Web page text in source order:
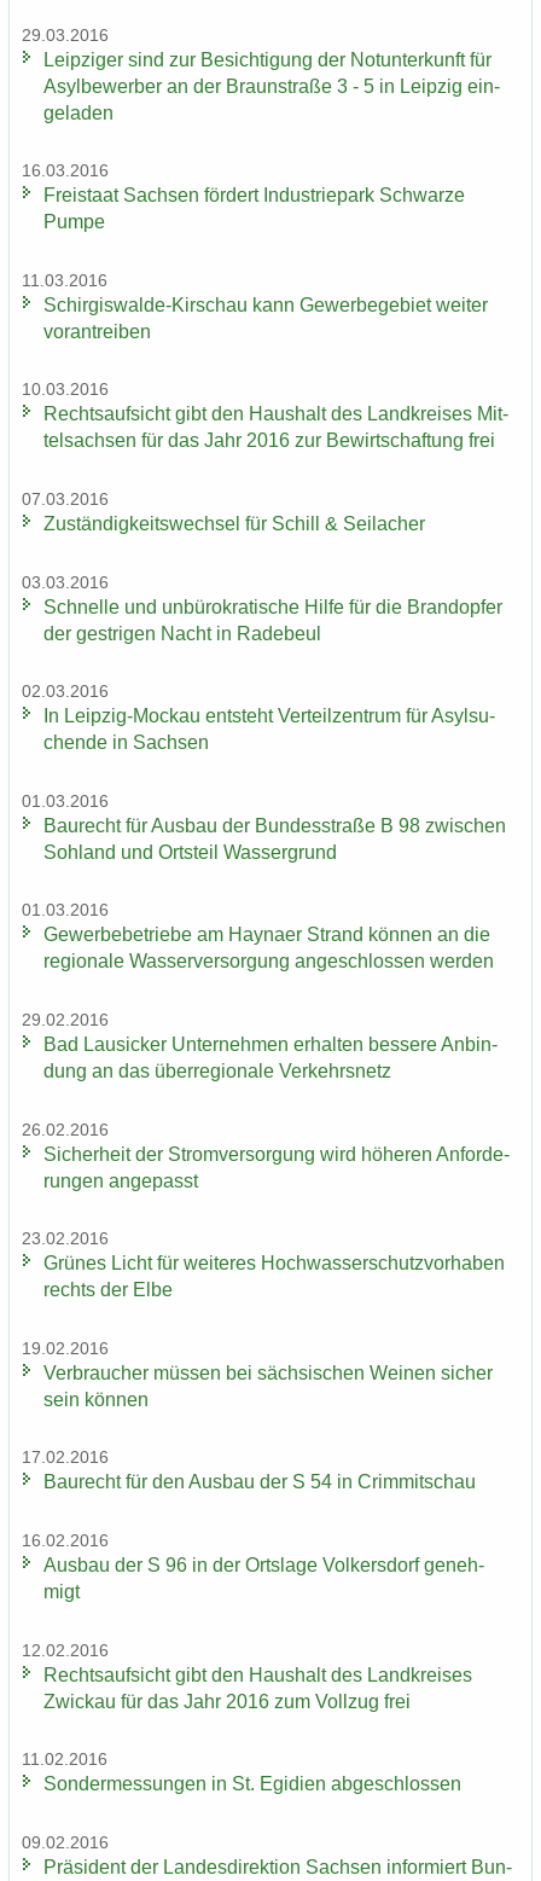
29.03.2016
Leip­zi­ger sind zur Be­sich­ti­gung der Not­un­ter­kunft für
Asyl­be­wer­ber an der Braun­stra­ße 3 - 5 in Leip­zig ein­
ge­la­den
16.03.2016
Frei­staat Sach­sen för­dert In­dus­trie­park Schwar­ze
Pumpe
11.03.2016
Schirgiswalde-​Kirschau kann Ge­wer­be­ge­biet wei­ter
vor­an­trei­ben
10.03.2016
Rechts­auf­sicht gibt den Haus­halt des Land­krei­ses Mit­
tel­sach­sen für das Jahr 2016 zur Be­wirt­schaf­tung frei
07.03.2016
Zu­stän­dig­keits­wech­sel für Schill & Seil­a­cher
03.03.2016
Schnel­le und un­bü­ro­kra­ti­sche Hilfe für die Brand­op­fer
der gest­ri­gen Nacht in Ra­de­beul
02.03.2016
In Leipzig-​Mockau ent­steht Ver­teil­zen­trum für Asyl­su­
chen­de in Sach­sen
01.03.2016
Bau­recht für Aus­bau der Bun­des­stra­ße B 98 zwi­schen
Soh­land und Orts­teil Was­ser­grund
01.03.2016
Ge­wer­be­be­trie­be am Hay­na­er Strand kön­nen an die
re­gio­na­le Was­ser­ver­sor­gung an­ge­schlos­sen wer­den
29.02.2016
Bad Lau­si­cker Un­ter­neh­men er­hal­ten bes­se­re An­bin­
dung an das über­re­gio­na­le Ver­kehrs­netz
26.02.2016
Si­cher­heit der Strom­ver­sor­gung wird hö­he­ren An­for­de­
run­gen an­ge­passt
23.02.2016
Grü­nes Licht für wei­te­res Hoch­was­ser­schutz­vor­ha­ben
rechts der Elbe
19.02.2016
Ver­brau­cher müs­sen bei säch­si­schen Wei­nen si­cher
sein kön­nen
17.02.2016
Bau­recht für den Aus­bau der S 54 in Crim­mit­schau
16.02.2016
Aus­bau der S 96 in der Orts­la­ge Vol­kers­dorf ge­neh­
migt
12.02.2016
Rechts­auf­sicht gibt den Haus­halt des Land­krei­ses
Zwi­ckau für das Jahr 2016 zum Voll­zug frei
11.02.2016
Son­der­mes­sun­gen in St. Egi­di­en ab­ge­schlos­sen
09.02.2016
Prä­si­dent der Lan­des­di­rek­ti­on Sach­sen in­for­miert Bun­